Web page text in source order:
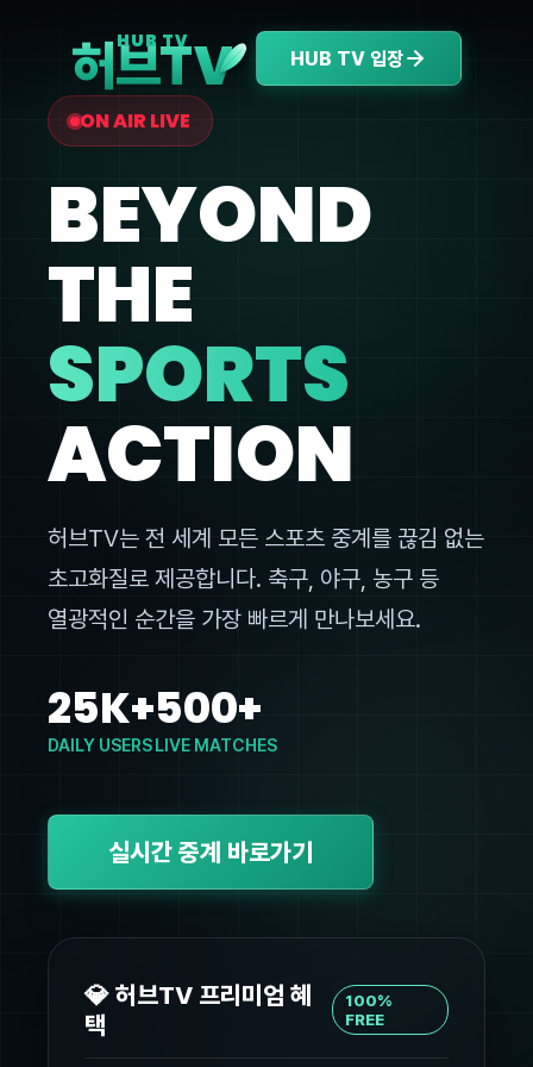
HUB TV
허브TV HUB TV 입장
ON AIR LIVE
BEYOND
THE
SPORTS
ACTION
허브TV는 전 세계 모든 스포츠 중계를 끊김 없는
초고화질로 제공합니다. 축구, 야구, 농구 등
열광적인 순간을 가장 빠르게 만나보세요.
25K+
DAILY USERS
500+
LIVE MATCHES
실시간 중계 바로가기
💎 허브TV 프리미엄 혜
택
100%
FREE